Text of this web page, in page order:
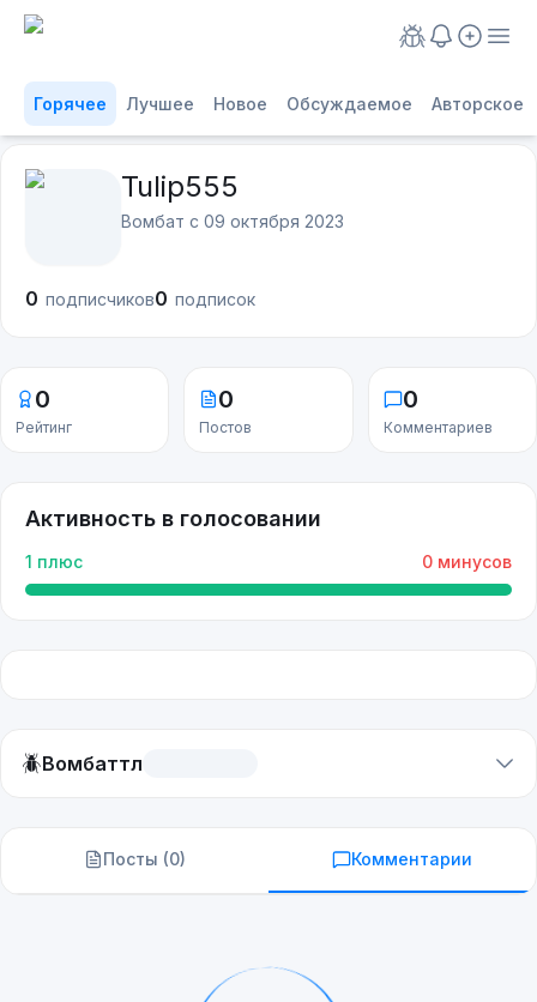
Горячее Лучшее Новое Обсуждаемое Авторское
Tulip555
Вомбат с 09 октября 2023
0 подписчиков0 подписок
0
Рейтинг
0
Постов
0
Комментариев
Активность в голосовании
1 плюс 0 минусов
🪲Вомбаттл
Посты (0) Комментарии